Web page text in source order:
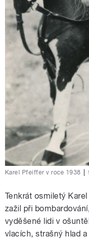
Karel Pfeiffer v roce 1938
Tenkrát osmiletý
zažil při
vyděšené lidi v
vlacích, strašný hlad